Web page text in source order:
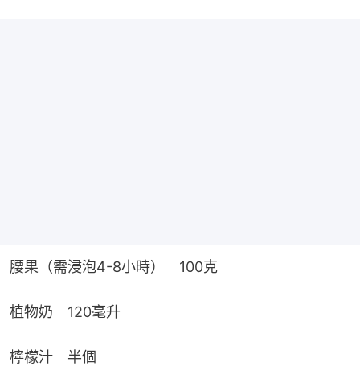
腰果（需浸泡4-8小時）　100克
植物奶　120毫升
檸檬汁　半個